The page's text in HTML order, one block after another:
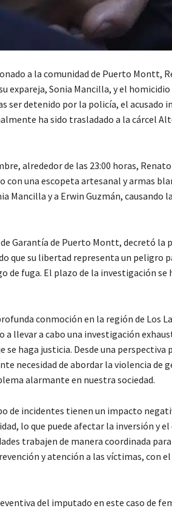
a la comunidad de Puerto Montt,
expareja, Sonia Mancilla, y el
ser detenido por la policía, el acusado
ha sido trasladado a la cárcel
alrededor de las 23:00 horas,
con una escopeta artesanal y armas
Mancilla y a Erwin Guzmán, causando
Garantía de Puerto Montt, decretó la
que su libertad representa un peligro
de fuga. El plazo de la investigación se
conmoción en la región de Los
llevar a cabo una investigación
se haga justicia. Desde una perspectiva
necesidad de abordar la violencia de
alarmante en nuestra sociedad.
de incidentes tienen un impacto
lo que puede afectar la inversión y
trabajen de manera coordinada para
y atención a las víctimas, con
del imputado en este caso de